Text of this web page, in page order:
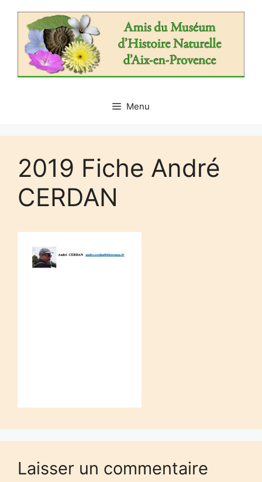
contenu
Menu
2019 Fiche André
CERDAN
Laisser un commentaire